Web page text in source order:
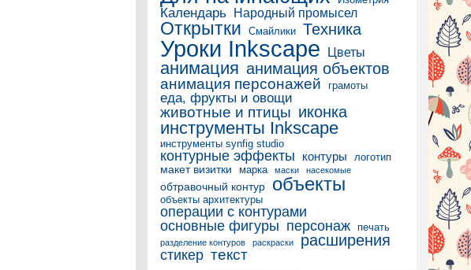
Календарь Народный промысел
Открытки Смайлики Техника
Уроки Inkscape Цветы
анимация анимация объектов
анимация персонажей грамоты
еда, фрукты и овощи
животные и птицы иконка
инструменты Inkscape
инструменты synfig studio
контурные эффекты контуры логотип
макет визитки марка маски насекомые
обтравочный контур объекты
объекты архитектуры
операции с контурами
основные фигуры персонаж печать
разделение контуров раскраски расширения
стикер текст